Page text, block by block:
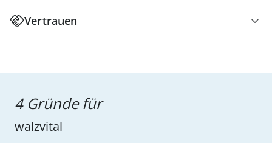
Vertrauen
4 Gründe für
walzvital